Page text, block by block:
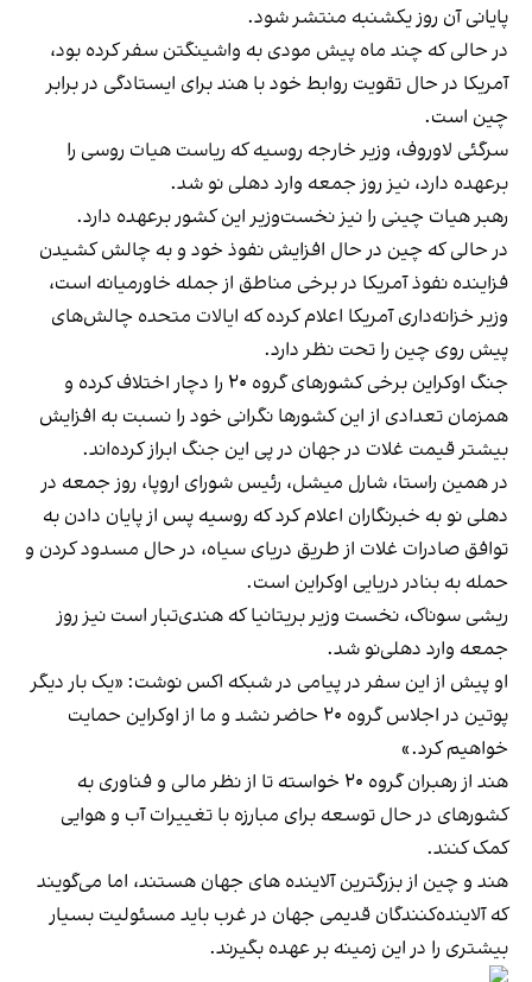
پایانی آن روز یکشنبه منتشر شود.
در حالی که چند ماه پیش مودی به واشینگتن سفر کرده بود،
آمریکا در حال تقویت روابط خود با هند برای ایستادگی در برابر
چین است.
سرگئی لاوروف، وزیر خارجه روسیه که ریاست هیات روسی را
برعهده دارد، نیز روز جمعه وارد دهلی نو شد.
رهبر هیات چینی را نیز نخست‌وزیر این کشور برعهده دارد.
در حالی که چین در حال افزایش نفوذ خود و به چالش کشیدن
فزاینده نفوذ آمریکا در برخی مناطق از جمله خاورمیانه است،
وزیر خزانه‌داری آمریکا اعلام کرده که ایالات متحده چالش‌های
پیش‌ روی چین را تحت نظر دارد.
جنگ اوکراین برخی کشورهای گروه ۲۰ را دچار اختلاف کرده و
همزمان تعدادی از این کشورها نگرانی خود را نسبت به افزایش
بیشتر قیمت غلات در جهان در پی این جنگ ابراز کرده‌اند.
در همین راستا، شارل میشل، رئیس شورای اروپا، روز جمعه در
دهلی نو به خبرنگاران اعلام کرد که روسیه پس از پایان دادن به
توافق صادرات غلات از طریق دریای سیاه، در حال مسدود کردن و
حمله به بنادر دریایی اوکراین است.
ریشی سوناک، نخست وزیر بریتانیا که هندی‌تبار است نیز روز
جمعه وارد دهلی‌نو شد.
او پیش از این سفر در پیامی در شبکه اکس نوشت: «یک بار دیگر
پوتین در اجلاس گروه ۲۰ حاضر نشد و ما از اوکراین حمایت
خواهیم کرد.»
هند از رهبران گروه ۲۰ خواسته تا از نظر مالی و فناوری به
کشورهای در حال توسعه برای مبارزه با تغییرات آب و هوایی
کمک کنند.
هند و چین از بزرگترین آلاینده های جهان هستند، اما می‌گویند
که آلاینده‌کنندگان قدیمی جهان در غرب باید مسئولیت بسیار
بیشتری را در این زمینه بر عهده بگیرند.